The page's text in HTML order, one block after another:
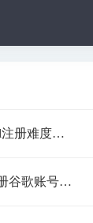
册难度升
谷歌账号密